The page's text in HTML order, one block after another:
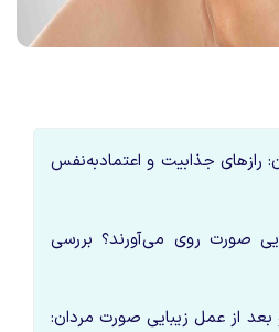
رازهای جذابیت و اعتمادبه‌نفس
صورت روی می‌آورند؟ بررسی
از عمل زیبایی صورت مردان: